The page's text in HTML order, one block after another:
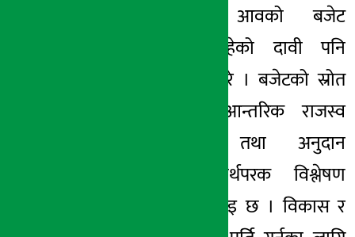
त्यस्तै, आगामी आवको बजेट
कार्यान्वयनयोग्य रहेको दावी पनि
अर्थमन्त्री पौडेलले गरे । बजेटको स्रोत
सुनिश्चितता गर्दा आन्तरिक राजस्व
व्यवस्था, ऋण तथा अनुदान
शीर्षकहरुको यथार्थपरक विश्लेषण
गरिएको उनको भनाइ छ । विकास र